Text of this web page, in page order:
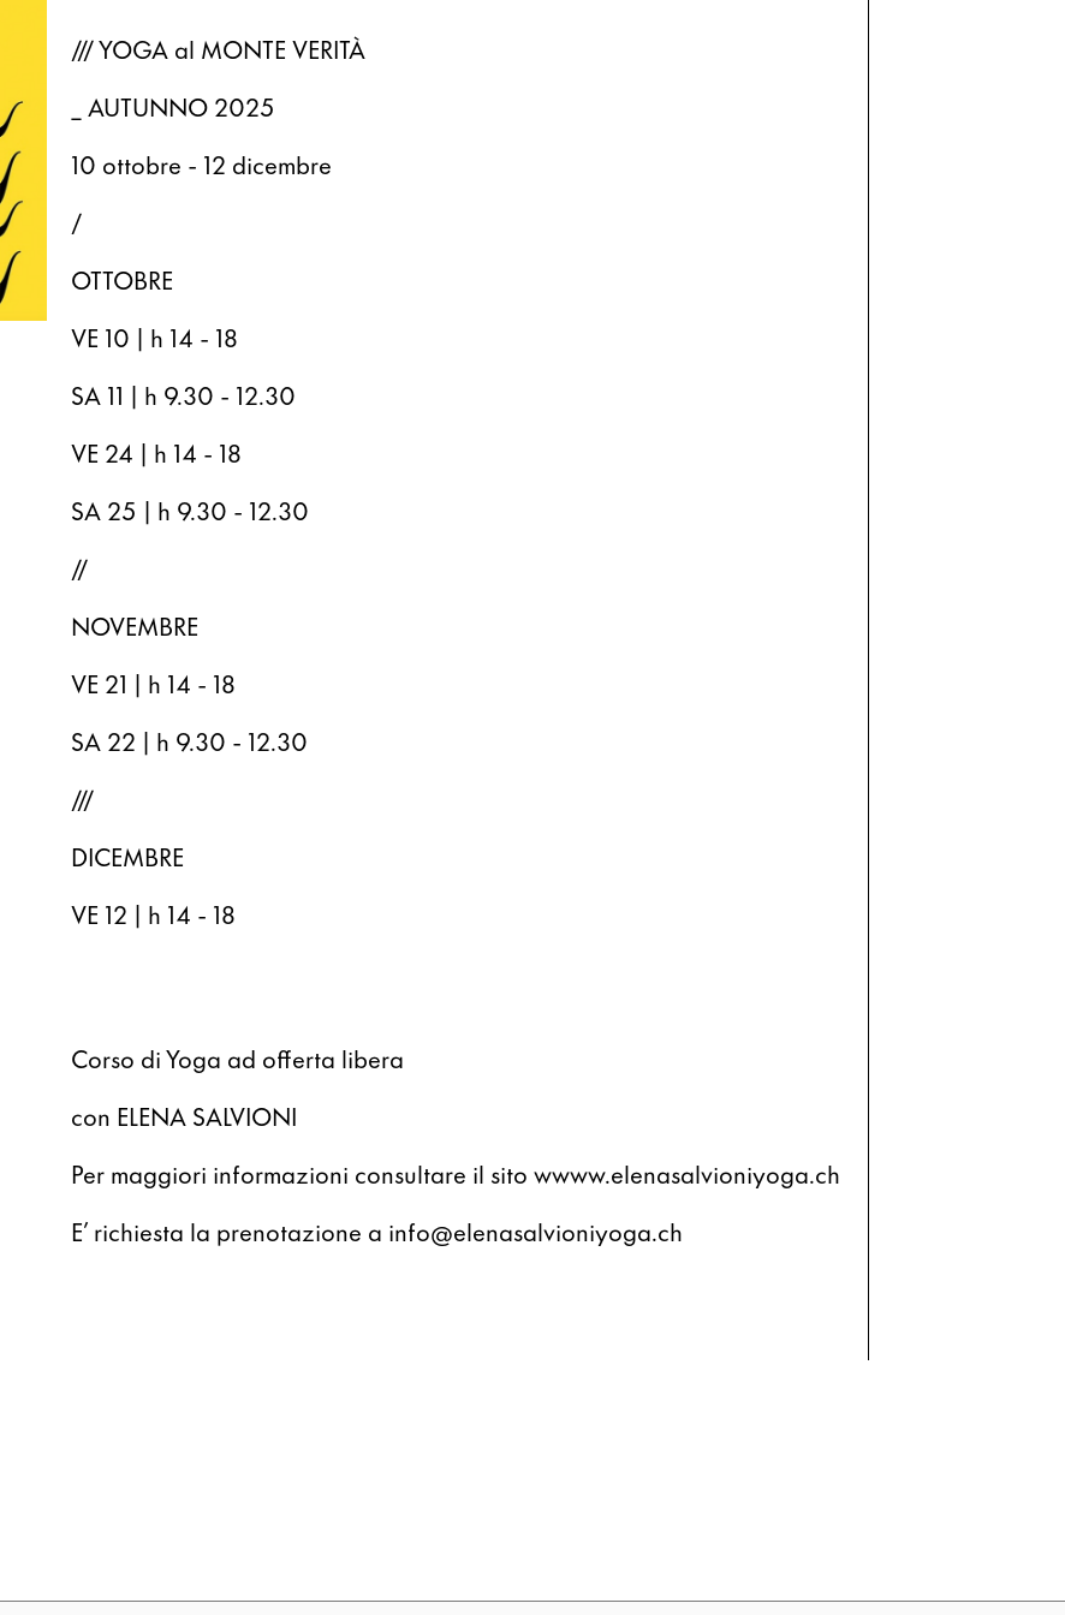
/// YOGA al MONTE VERITÀ
_ AUTUNNO 2025
10 ottobre - 12 dicembre
/
OTTOBRE
VE 10 | h 14 - 18
SA 11 | h 9.30 - 12.30
VE 24 | h 14 - 18
SA 25 | h 9.30 - 12.30
//
NOVEMBRE
VE 21 | h 14 - 18
SA 22 | h 9.30 - 12.30
///
DICEMBRE
VE 12 | h 14 - 18
Corso di Yoga ad offerta libera
con ELENA SALVIONI
Per maggiori informazioni consultare il sito wwww.elenasalvioniyoga.ch
E’ richiesta la prenotazione a info@elenasalvioniyoga.ch